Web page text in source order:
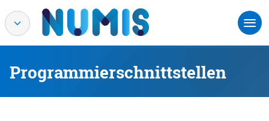
Programmierschnittstellen